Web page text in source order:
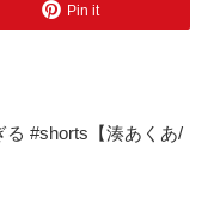
Pin it
#shorts【湊あくあ/